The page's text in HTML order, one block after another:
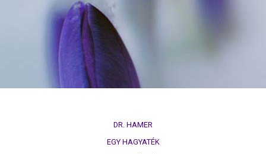
természettörvény
természettörvény
DR. HAMER
EGY HAGYATÉK